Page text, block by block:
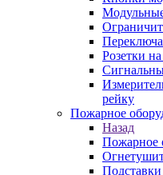
Розетки
рейку
Пожарное
Назад
Пожарное